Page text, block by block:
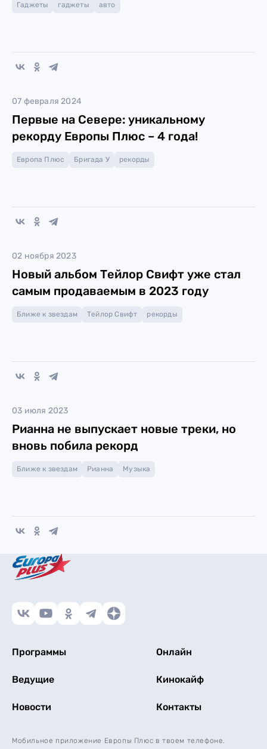
Гаджеты гаджеты авто
07 февраля 2024
Первые на Севере: уникальному
рекорду Европы Плюс – 4 года!
Европа Плюс Бригада У рекорды
02 ноября 2023
Новый альбом Тейлор Свифт уже стал
самым продаваемым в 2023 году
Ближе к звездам Тейлор Свифт рекорды
03 июля 2023
Рианна не выпускает новые треки, но
вновь побила рекорд
Ближе к звездам Рианна Музыка
Программы Онлайн
Ведущие Кинокайф
Новости Контакты
Мобильное приложение Европы Плюс в твоем телефоне.